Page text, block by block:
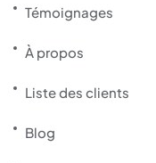
Témoignages
À propos
Liste des clients
Blog